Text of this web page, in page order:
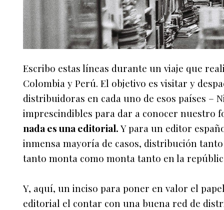
Escribo estas líneas durante un viaje que
Colombia y Perú. El objetivo es visitar y
distribuidoras en cada uno de esos países –
imprescindibles para dar a conocer nuestro
nada es una editorial.Y para un editor
inmensa mayoría de casos, distribución
tanto monta como monta tanto en la
Y, aquí, un inciso para poner en valor el
editorial el contar con una buena red de